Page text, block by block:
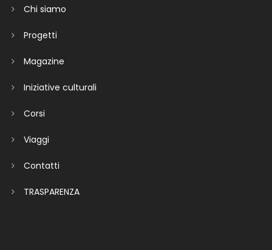
Chi siamo
Progetti
Magazine
Iniziative culturali
Corsi
Viaggi
Contatti
TRASPARENZA